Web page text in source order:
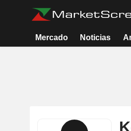
Mercado Noticias